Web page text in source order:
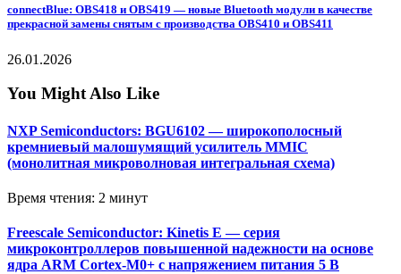
connectBlue: OBS418 и OBS419 — новые Bluetooth модули в качестве
прекрасной замены снятым с производства OBS410 и OBS411
26.01.2026
You Might Also Like
NXP Semiconductors: BGU6102 — широкополосный
кремниевый малошумящий усилитель MMIC
(монолитная микроволновая интегральная схема)
Время чтения: 2 минут
Freescale Semiconductor: Kinetis E — серия
микроконтроллеров повышенной надежности на основе
ядра ARM Cortex-M0+ с напряжением питания 5 В